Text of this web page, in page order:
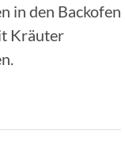
in den Backofen
Kräuter